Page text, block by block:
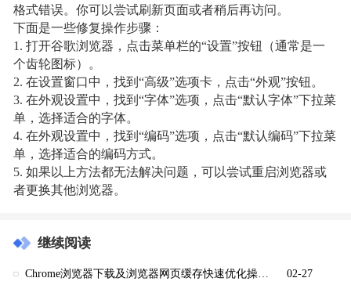
格式错误。你可以尝试刷新页面或者稍后再访问。
下面是一些修复操作步骤：
1. 打开谷歌浏览器，点击菜单栏的“设置”按钮（通常是一
个齿轮图标）。
2. 在设置窗口中，找到“高级”选项卡，点击“外观”按钮。
3. 在外观设置中，找到“字体”选项，点击“默认字体”下拉菜
单，选择适合的字体。
4. 在外观设置中，找到“编码”选项，点击“默认编码”下拉菜
单，选择适合的编码方式。
5. 如果以上方法都无法解决问题，可以尝试重启浏览器或
者更换其他浏览器。
继续阅读
Chrome浏览器下载及浏览器网页缓存快速优化操作教程 02-27